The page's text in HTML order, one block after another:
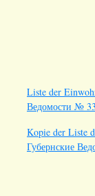
Liste der
Ведомости №
Kopie der Liste
Губернские